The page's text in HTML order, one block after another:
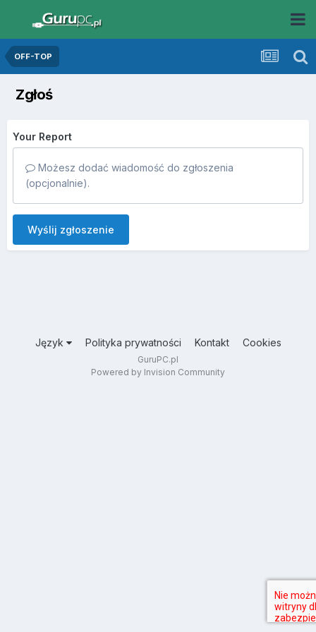
OFF-TOP
Zgłoś
Your Report
Możesz dodać wiadomość do zgłoszenia
(opcjonalnie).
Wyślij zgłoszenie
Język Polityka prywatności Kontakt Cookies
GuruPC.pl
Powered by Invision Community